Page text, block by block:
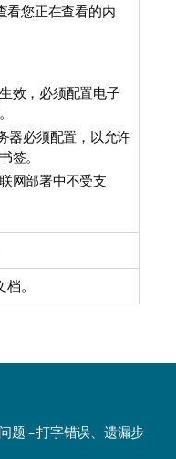
看您正在查看的内
效，必须配置电子
器必须配置，以允许
签。
网部署中不受支
。
题 – 打字错误、遗漏步